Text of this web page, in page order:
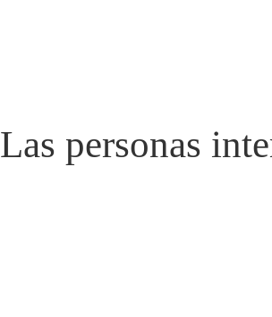
Las personas